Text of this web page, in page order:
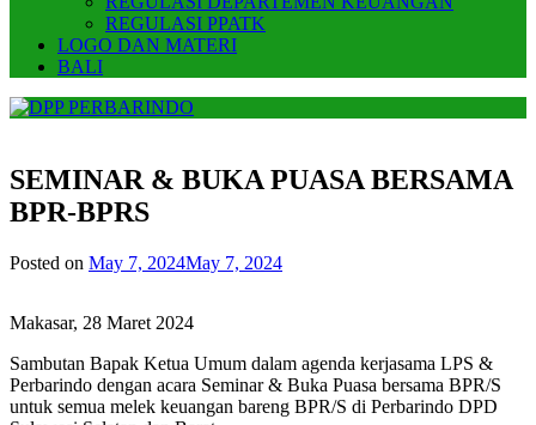
REGULASI PPATK
LOGO DAN MATERI
BALI
SEMINAR & BUKA PUASA BERSAMA
BPR-BPRS
Posted on May 7, 2024May 7, 2024
Makasar, 28 Maret 2024
Sambutan Bapak Ketua Umum dalam agenda kerjasama LPS &
Perbarindo dengan acara Seminar & Buka Puasa bersama BPR/S
untuk semua melek keuangan bareng BPR/S di Perbarindo DPD